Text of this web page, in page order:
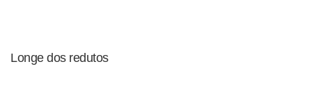
Longe dos redutos